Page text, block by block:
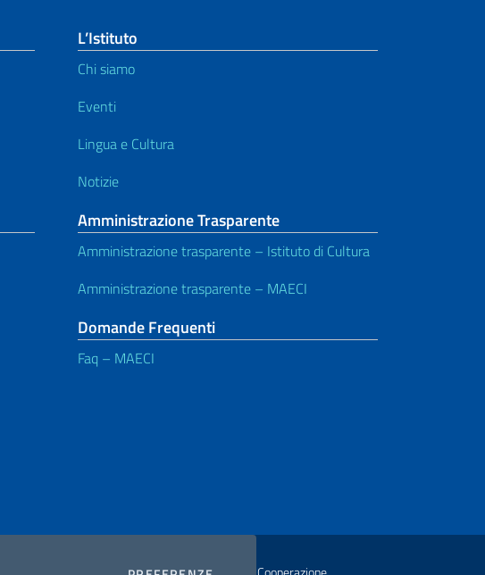
L’Istituto
Chi siamo
Eventi
Lingua e Cultura
Notizie
Amministrazione Trasparente
Amministrazione trasparente – Istituto di Cultura
Amministrazione trasparente – MAECI
Domande Frequenti
Faq – MAECI